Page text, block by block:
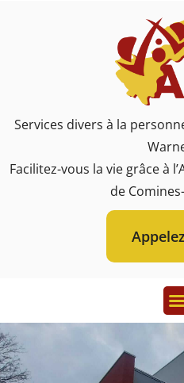
Services divers à la
Facilitez-vous la vie grâce à
de